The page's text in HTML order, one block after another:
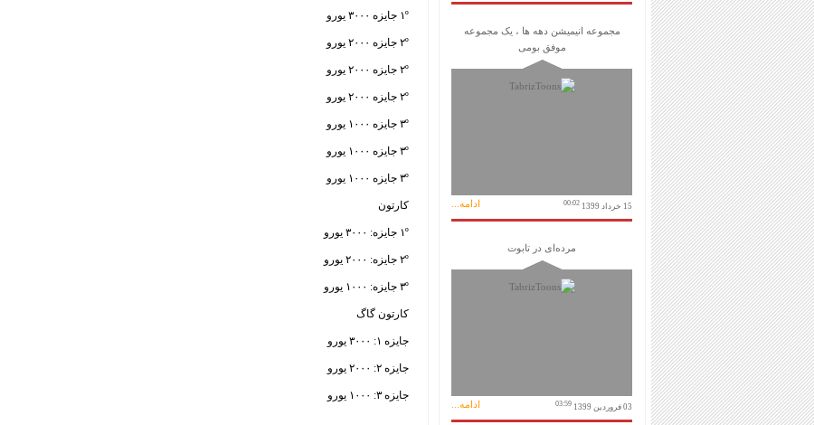
مجموعه انیمیشن دهه ها ، یک مجموعه
موفق بومی
15 خرداد 1399 00:02 ادامه...
مرده‌ای در تابوت
03 فروردین 1399 03:59 ادامه...
۱º جایزه ۳۰۰۰ یورو
۲º جایزه ۲۰۰۰ یورو
۲º جایزه ۲۰۰۰ یورو
۲º جایزه ۲۰۰۰ یورو
۳º جایزه ۱۰۰۰ یورو
۳º جایزه ۱۰۰۰ یورو
۳º جایزه ۱۰۰۰ یورو
کارتون
۱º جایزه: ۳۰۰۰ یورو
۲º جایزه: ۲۰۰۰ یورو
۳º جایزه: ۱۰۰۰ یورو
کارتون گاگ
جایزه ۱: ۳۰۰۰ یورو
جایزه ۲: ۲۰۰۰ یورو
جایزه ۳: ۱۰۰۰ یورو